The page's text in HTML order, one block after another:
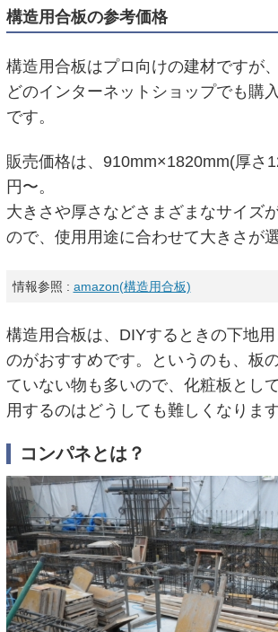
構造用合板の参考価格
構造用合板はプロ向けの建材ですが
どのインターネットショップでも購
です。
販売価格は、910mm×1820mm(厚さ
円〜。
大きさや厚さなどさまざまなサイズ
ので、使用用途に合わせて大きさが選
情報参照 : amazon(構造用合板)
構造用合板は、DIYするときの下地
のがおすすめです。というのも、板
ていない物も多いので、化粧板とし
用するのはどうしても難しくなります
コンパネとは？